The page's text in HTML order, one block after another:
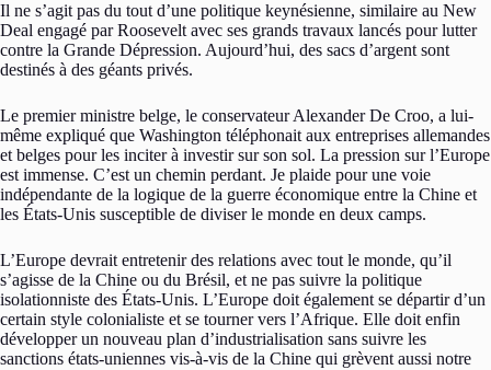
Il ne s’agit pas du tout d’une politique keynésienne, similaire au New
Deal engagé par Roosevelt avec ses grands travaux lancés pour lutter
contre la Grande Dépression. Aujourd’hui, des sacs d’argent sont
destinés à des géants privés.
Le premier ministre belge, le conservateur Alexander De Croo, a lui-
même expliqué que Washington téléphonait aux entreprises allemandes
et belges pour les inciter à investir sur son sol. La pression sur l’Europe
est immense. C’est un chemin perdant. Je plaide pour une voie
indépendante de la logique de la guerre économique entre la Chine et
les États-Unis susceptible de diviser le monde en deux camps.
L’Europe devrait entretenir des relations avec tout le monde, qu’il
s’agisse de la Chine ou du Brésil, et ne pas suivre la politique
isolationniste des États-Unis. L’Europe doit également se départir d’un
certain style colonialiste et se tourner vers l’Afrique. Elle doit enfin
développer un nouveau plan d’industrialisation sans suivre les
sanctions états-uniennes vis-à-vis de la Chine qui grèvent aussi notre